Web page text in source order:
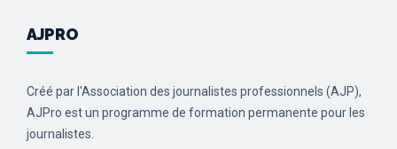
AJPRO
Créé par l'Association des journalistes professionnels (AJP),
AJPro est un programme de formation permanente pour les
journalistes.